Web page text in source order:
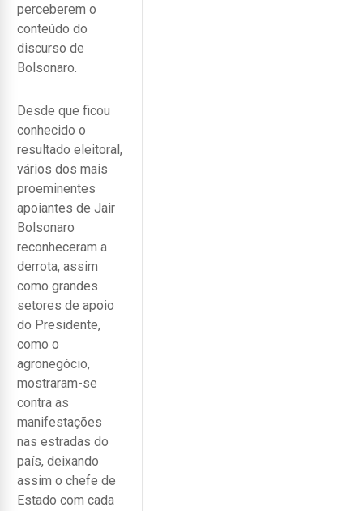
perceberem o
conteúdo do
discurso de
Bolsonaro.
Desde que ficou
conhecido o
resultado eleitoral,
vários dos mais
proeminentes
apoiantes de Jair
Bolsonaro
reconheceram a
derrota, assim
como grandes
setores de apoio
do Presidente,
como o
agronegócio,
mostraram-se
contra as
manifestações
nas estradas do
país, deixando
assim o chefe de
Estado com cada